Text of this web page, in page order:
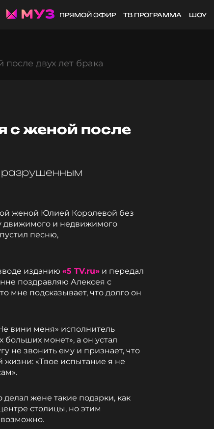
ПРЯМОЙ ЭФИР ТВ ПРОГРАММА ШОУ
двух лет брака
с женой после
женой Юлией Королевой без
движимого и недвижимого
песню,
изданию «5 TV.ru» и передал
поздравляю Алексея с
мне подсказывает, что долго он
вини меня» исполнитель
больших монет», а он устал
не звонить ему и признает, что
жизни: «Твое испытание я не
жене такие подарки, как
столицы, но этим